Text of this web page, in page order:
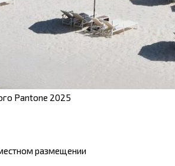
Pantone 2025
размещении